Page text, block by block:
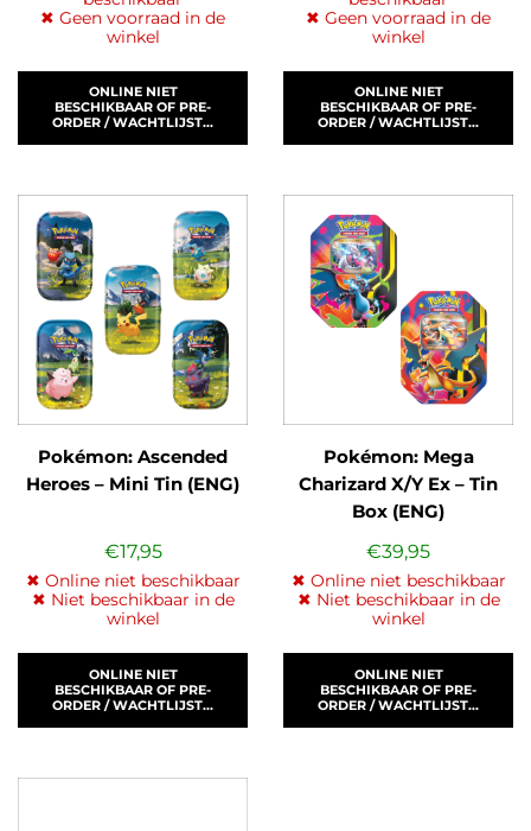
✖ Geen voorraad in de
winkel
ONLINE NIET
BESCHIKBAAR OF PRE-
ORDER / WACHTLIJST...
✖ Geen voorraad in de
winkel
ONLINE NIET
BESCHIKBAAR OF PRE-
ORDER / WACHTLIJST...
Pokémon: Ascended
Heroes – Mini Tin (ENG)
€17,95
✖ Online niet beschikbaar
✖ Niet beschikbaar in de
winkel
ONLINE NIET
BESCHIKBAAR OF PRE-
ORDER / WACHTLIJST...
Pokémon: Mega
Charizard X/Y Ex – Tin
Box (ENG)
€39,95
✖ Online niet beschikbaar
✖ Niet beschikbaar in de
winkel
ONLINE NIET
BESCHIKBAAR OF PRE-
ORDER / WACHTLIJST...